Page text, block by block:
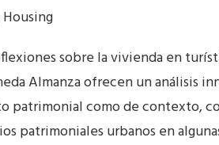
sobre la vivienda en
Almanza ofrecen un análisis
patrimonial como de contexto,
patrimoniales urbanos en